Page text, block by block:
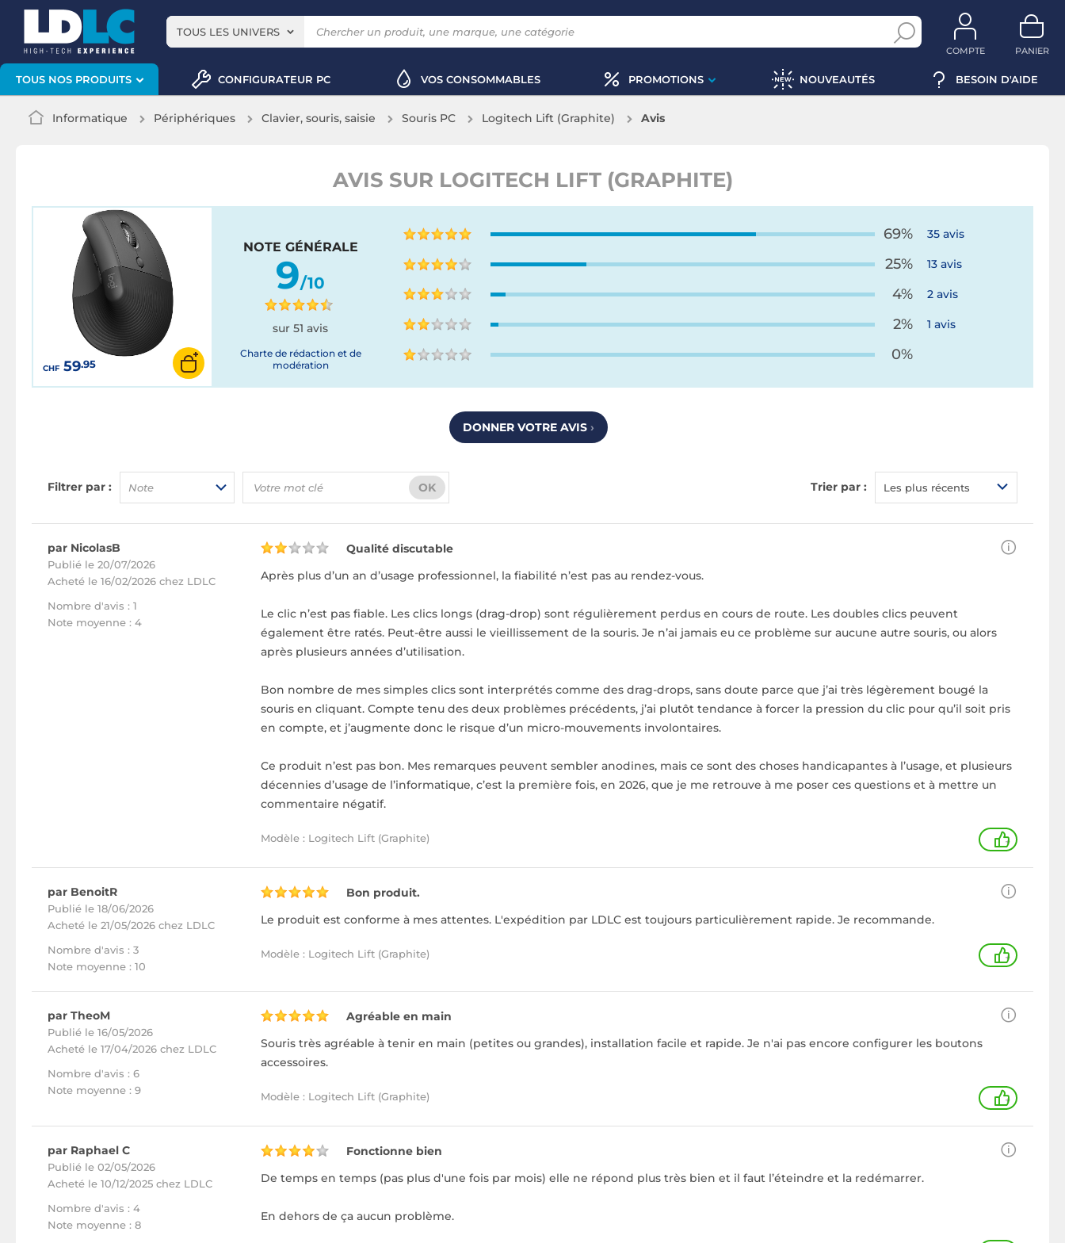
TOUS LES UNIVERS
COMPTE PANIER
TOUS NOS PRODUITS CONFIGURATEUR PC VOS CONSOMMABLES PROMOTIONS NOUVEAUTÉS BESOIN D'AIDE
Informatique Périphériques Clavier, souris, saisie Souris PC Logitech Lift (Graphite) Avis
AVIS SUR LOGITECH LIFT (GRAPHITE)
CHF59.95
NOTE GÉNÉRALE
9/10
sur 51 avis
Charte de rédaction et de
modération
69% 35 avis
25% 13 avis
4% 2 avis
2% 1 avis
0%
DONNER VOTRE AVIS ›
Filtrer par : Note OK Trier par : Les plus récents
par NicolasB
Publié le 20/07/2026
Acheté le 16/02/2026 chez LDLC
Nombre d'avis : 1
Note moyenne : 4
Qualité discutable
Après plus d’un an d’usage professionnel, la fiabilité n’est pas au rendez-vous.
Le clic n’est pas fiable. Les clics longs (drag-drop) sont régulièrement perdus en cours de route. Les doubles clics peuvent
également être ratés. Peut-être aussi le vieillissement de la souris. Je n’ai jamais eu ce problème sur aucune autre souris, ou alors
après plusieurs années d’utilisation.
Bon nombre de mes simples clics sont interprétés comme des drag-drops, sans doute parce que j’ai très légèrement bougé la
souris en cliquant. Compte tenu des deux problèmes précédents, j’ai plutôt tendance à forcer la pression du clic pour qu’il soit pris
en compte, et j’augmente donc le risque d’un micro-mouvements involontaires.
Ce produit n’est pas bon. Mes remarques peuvent sembler anodines, mais ce sont des choses handicapantes à l’usage, et plusieurs
décennies d’usage de l’informatique, c’est la première fois, en 2026, que je me retrouve à me poser ces questions et à mettre un
commentaire négatif.
Modèle : Logitech Lift (Graphite) +
par BenoitR
Publié le 18/06/2026
Acheté le 21/05/2026 chez LDLC
Nombre d'avis : 3
Note moyenne : 10
Bon produit.
Le produit est conforme à mes attentes. L'expédition par LDLC est toujours particulièrement rapide. Je recommande.
Modèle : Logitech Lift (Graphite) +
par TheoM
Publié le 16/05/2026
Acheté le 17/04/2026 chez LDLC
Nombre d'avis : 6
Note moyenne : 9
Agréable en main
Souris très agréable à tenir en main (petites ou grandes), installation facile et rapide. Je n'ai pas encore configurer les boutons
accessoires.
Modèle : Logitech Lift (Graphite) +
par Raphael C
Publié le 02/05/2026
Acheté le 10/12/2025 chez LDLC
Nombre d'avis : 4
Note moyenne : 8
Fonctionne bien
De temps en temps (pas plus d'une fois par mois) elle ne répond plus très bien et il faut l’éteindre et la redémarrer.
En dehors de ça aucun problème.